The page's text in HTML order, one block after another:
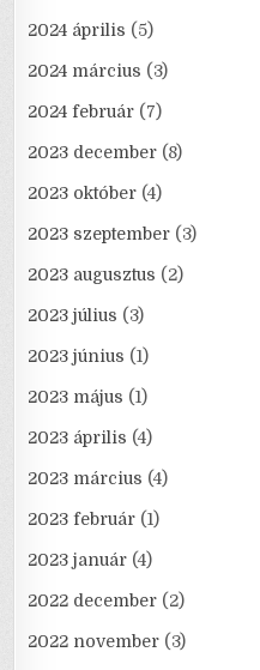
2024 április (5)
2024 március (3)
2024 február (7)
2023 december (8)
2023 október (4)
2023 szeptember (3)
2023 augusztus (2)
2023 július (3)
2023 június (1)
2023 május (1)
2023 április (4)
2023 március (4)
2023 február (1)
2023 január (4)
2022 december (2)
2022 november (3)